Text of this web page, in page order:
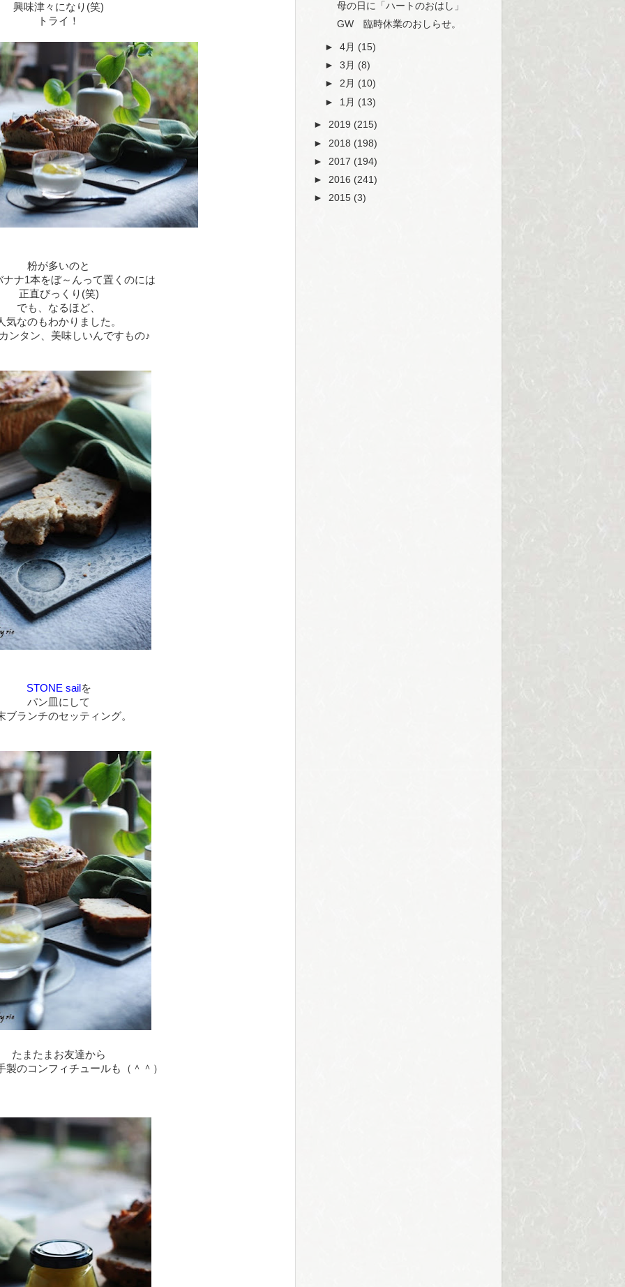
興味津々になり(笑)
トライ！
粉が多いのと
ナナ1本をぼ～んって置くのには
正直びっくり(笑)
でも、なるほど、
気なのもわかりました。
ンタン、美味しいんですもの♪
STONE sail を
パン皿にして
ブランチのセッティング。
たまたまお友達から
製のコンフィチュールも（＾＾）
母の日に「ハートのおはし」
GW 臨時休業のおしらせ。
►4月 (15)
►3月 (8)
►2月 (10)
► 1月 (13)
► 2019 (215)
► 2018 (198)
► 2017 (194)
► 2016 (241)
► 2015 (3)